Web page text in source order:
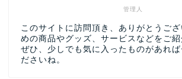
管理人
このサイトに訪問頂き、ありがとうご
めの商品やグッズ、サービスなどをご紹
ぜひ、少しでも気に入ったものがあれば
ださいね。